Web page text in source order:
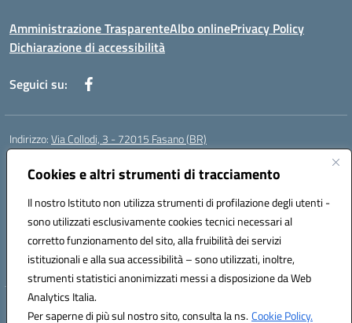
Cookies e altri strumenti di tracciamento
Il nostro Istituto non utilizza strumenti di profilazione degli utenti -
sono utilizzati esclusivamente cookies tecnici necessari al
corretto funzionamento del sito, alla fruibilità dei servizi
istituzionali e alla sua accessibilità – sono utilizzati, inoltre,
strumenti statistici anonimizzati messi a disposizione da Web
Analytics Italia.
Per saperne di più sul nostro sito, consulta la ns.Cookie Policy.
Amministrazione TrasparenteAlbo onlinePrivacy Policy
Dichiarazione di accessibilità
Seguici su:
Indirizzo:Via Collodi, 3 - 72015 Fasano (BR)
Centralino:
Posta elettronica certificata (PEC):bric839004@pec.istruzione.it
Codice fiscale: 90059320748
Codice meccanografico:BRIC839004
Codice Indice delle Pubbliche Amministrazioni (IPA): istsc_bree02200r
Codice unico di fatturazione (CUF): MIL3BD
Hosting & Powered by 3D Solution S.r.l.